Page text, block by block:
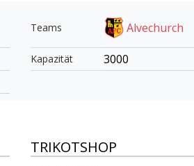
Teams Alvechurch
Kapazität 3000
TRIKOTSHOP